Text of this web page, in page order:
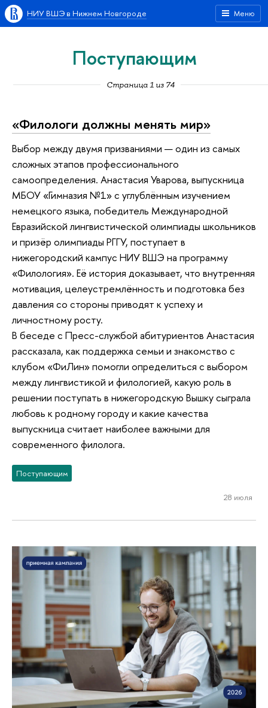
Меню
НИУ ВШЭ в Нижнем Новгороде
Поступающим
Страница 1 из 74
«Филологи должны менять мир»
Выбор между двумя призваниями — один из самых
сложных этапов профессионального
самоопределения. Анастасия Уварова, выпускница
МБОУ «Гимназия №1» с углублённым изучением
немецкого языка, победитель Международной
Евразийской лингвистической олимпиады школьников
и призёр олимпиады РГГУ, поступает в
нижегородский кампус НИУ ВШЭ на программу
«Филология». Её история доказывает, что внутренняя
мотивация, целеустремлённость и подготовка без
давления со стороны приводят к успеху и
личностному росту.
В беседе с Пресс-службой абитуриентов Анастасия
рассказала, как поддержка семьи и знакомство с
клубом «ФиЛин» помогли определиться с выбором
между лингвистикой и филологией, какую роль в
решении поступать в нижегородскую Вышку сыграла
любовь к родному городу и какие качества
выпускница считает наиболее важными для
современного филолога.
Поступающим
28 июля